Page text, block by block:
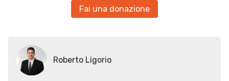
Fai una donazione
Roberto Ligorio